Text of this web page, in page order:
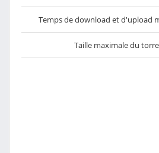
Temps de download et d'upload
Taille maximale du